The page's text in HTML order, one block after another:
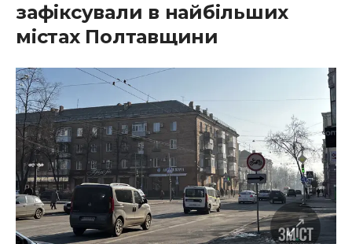
зафіксували в найбільших
містах Полтавщини